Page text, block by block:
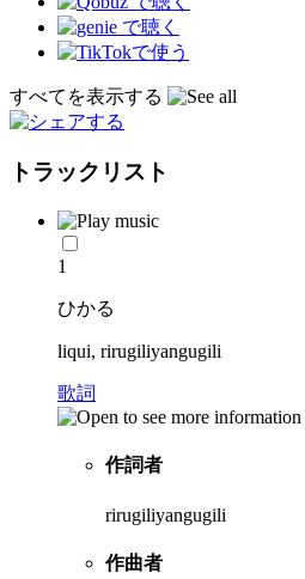
すべてを表示する
トラックリスト
1
ひかる
liqui, rirugiliyangugili
歌詞
作詞者
rirugiliyangugili
作曲者